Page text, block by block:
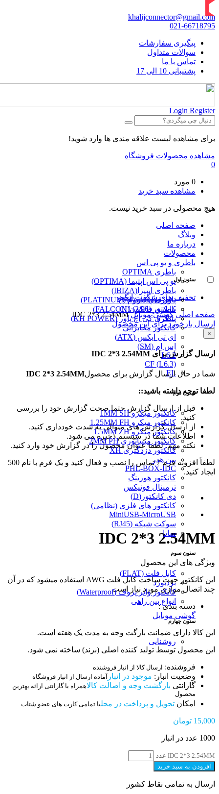
khalijconnector@gmail.com
021-66718795
پیگیری سفارشات
سوالات متداول
تماس با ما
پشتیبانی 10 الی 17
Login Register
برای مشاهده لیست علاقه مندی ها وارد شوید!
مشاهده محصولات فروشگاه
0
0 مورد
مشاهده سبد خرید
هیچ محصولی در سبد خرید نیست.
صفحه اصلی
وبلاگ
درباره ما
محصولات
ستون اول
پاور قفل دار (VH)
کانکتور (3/96) CH
پینگرد
کانکتور مخابراتی
ای تی ایکس (ATX)
اِس اِم (SM)
L6.2
CF (L6.3)
EL
ستون دوم
کانکتور میکرو 1MM SH
کانکتور میکرو 1.25MM FH
کانکتور میکرو 1.5MM ZH
کانکتور مینیاتوری 2MM PH
کانکتور دزدگیری XH
پین هدر
PHL-BOX-IDC
کانکتور هوزینگ
ترمینال فونیکس
دی کانکتور(D)
کانکتور های فلزی (نظامی)
MiniUSB-MicroUSB
سوکت شبکه (RJ45)
ساتا
ستون سوم
کابل فلت (FLAT)
بردبورد
کانکتور واتر پروف (Waterproof)
انواع بین راهی
ستون چهارم
روشنایی
باطری و یو پی اس
باطری OPTIMA
یو پی اس اپتیما (OPTIMA)
باطری ایبیزا(IBIZA)
باطری پلاتینیوم (PLATINUM)
باطری فالکون(FALCON)
باطری کی اچ پاور (KH POWER)
تخفیف های شگفت انگیز
صفحه اصلی گوشی موبایل IDC 2*3 2.54MM
ارسال بازخورد برای این محصول
×
ارسال گزارش برای IDC 2*3 2.54MM
شما در حال ارسال گزارش برای محصولIDC 2*3 2.54MM
لطفا توجه داشته باشید::
قبل از ارسال گزارش حتما صحت گزارش خود را بررسی
کنید.
از ارسال گزارش های متوالی به شدت خودداری کنید.
اطلاعات شما در سیستم ذخیره می شود.
نکته مهم: لطفا عنوان محصول را در گزارش خود وارد کنید.
لطفاً افزونه فرم 7 تماس را نصب و فعال کنید و یک فرم با نام 500
ایجاد کنید.
IDC 2*3 2.54MM
ویژگی های این محصول
این کانکتور جهت ساخت کابل فلت AWG استفاده میشود که در آن
چند اتصال موازی مورد نیاز است
دسته بندی :
گوشی موبایل
این کالا دارای ضمانت بازگت وجه به مدت یک هفته است.
این محصول توسط تولید کننده اصلی (برند) ساخته نمی شود.
فروشنده: ارسال کالا از انبار فروشنده
وضعیت انبار: موجود در انبار آماده ارسال از انبار فروشگاه
گارانتی بازگشت وجه و اصالت کالاهمراه با گارانتی ارائه بهترین
محصول
امکان تحویل و پرداخت در محلبا تمامی کارت های عضو شتاب
15,000 تومان
1000 عدد در انبار
IDC 2*3 2.54MM عدد
افزودن به سبد خرید
ارسال به تمامی نقاط کشور